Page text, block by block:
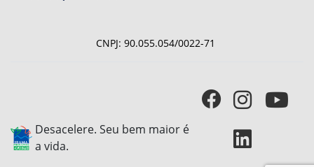
CNPJ: 90.055.054/0022-71
Desacelere. Seu bem maior é
a vida.